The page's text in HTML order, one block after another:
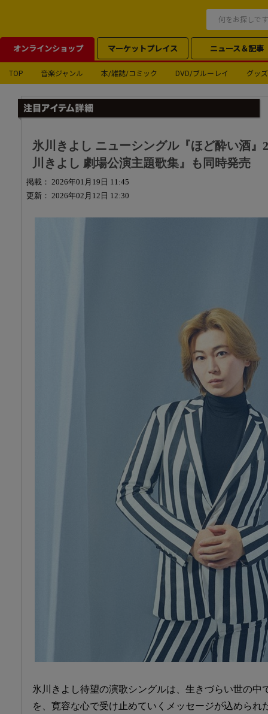
オンラインショップ マーケットプレイス ニュース＆記事
TOP 音楽ジャンル 本/雑誌/コミック DVD/ブルーレイ グッズ
氷川きよし ニューシングル『ほど酔い酒』
川きよし 劇場公演主題歌集』も同時発売
掲載： 2026年01月19日 11:45
更新： 2026年02月12日 12:30
氷川きよし待望の演歌シングルは、生きづらい世の中
を、寛容な心で受け止めていくメッセージが込められ